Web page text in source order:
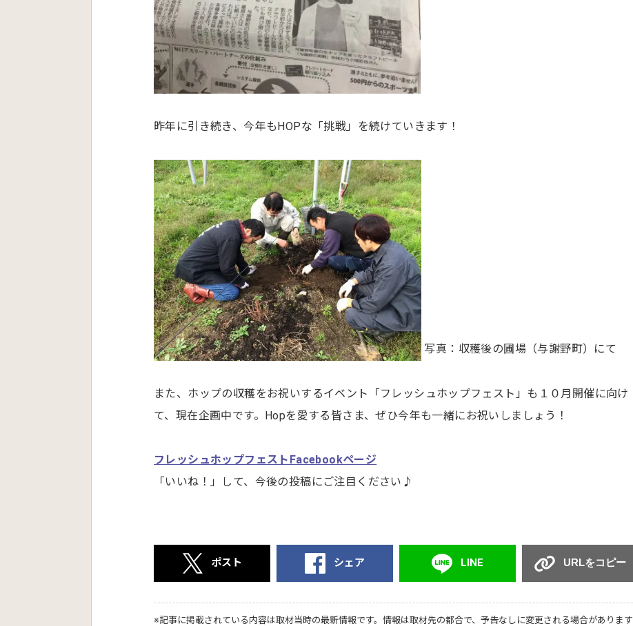
昨年に引き続き、今年もHOPな「挑戦」を続けていきます！
写真：収穫後の圃場（与謝野町）にて
また、ホップの収穫をお祝いするイベント「フレッシュホップフェスト」も１０月開催に向け
て、現在企画中です。Hopを愛する皆さま、ぜひ今年も一緒にお祝いしましょう！
フレッシュホップフェストFacebookページ
「いいね！」して、今後の投稿にご注目ください♪
ポスト シェア LINE URLをコピー
※記事に掲載されている内容は取材当時の最新情報です。情報は取材先の都合で、予告なしに変更される場合があります